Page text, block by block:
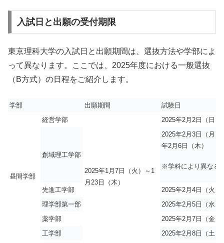
入試日と出願の受付期限
東京理科大学の入試日と出願期間は、選抜方法や学部によ
って異なります。ここでは、2025年度における一般選抜
（B方式）の日程をご紹介します。
学部 出願期間 試験日
昼間学部
経営学部
2025年1月7日（火）～1
月23 日 （木）
2025年2月2日（日）
創域理工学部
2025年2月3日（月）
年2月6日（木）
※学科により異なる
先進工学部
2025年2月4日（火）
理学部第一部
2025年2月5日（水）
薬学部
2025年2月7日（金）
工学部
2025年2月8日（土）